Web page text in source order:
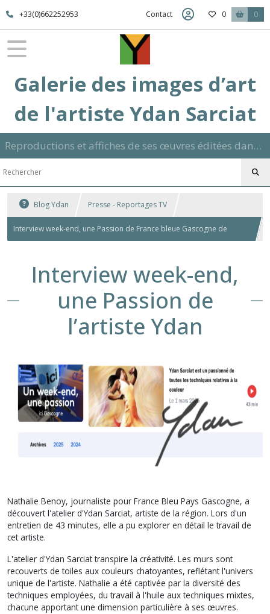
+33(0)662252953 Contact 0 0
Galerie des images d’art
de l'artiste Ydan Sarciat
Reproductions et affiches de ses œuvres éditées dans son atelier sur papier ou toile dans différents formats et signées manuscrite
Blog Ydan Presse - Reportages TV
Interview week-end, une Passion de France bleue Gascogne de
Interview week-end,
une Passion de
l’artiste Ydan
Nathalie Benoy, journaliste pour France Bleu Pays Gascogne, a
découvert l'atelier d'Ydan Sarciat, artiste de la région. Lors d'un
entretien de 43 minutes, elle a pu explorer en détail le travail de
cet artiste.
L'atelier d'Ydan Sarciat transpire la créativité. Les murs sont
recouverts de toiles aux couleurs chatoyantes, reflétant l'univers
unique de l'artiste. Nathalie a été captivée par la diversité des
techniques employées, du travail à l'huile aux techniques mixtes,
chacune apportant une dimension particulière à ses œuvres.